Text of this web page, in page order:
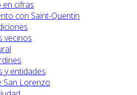
en cifras
con Saint-Quentin
vecinos
y entidades
San Lorenzo